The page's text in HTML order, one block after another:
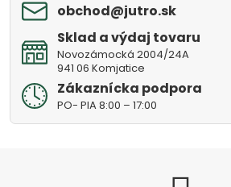
obchod​@jutro​.sk
Sklad a výdaj tovaru
Novozámocká 2004/24A
941 06 Komjatice
Zákaznícka podpora
PO- PIA 8:00 – 17:00